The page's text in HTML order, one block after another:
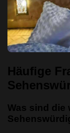
Häufige
Was sind die